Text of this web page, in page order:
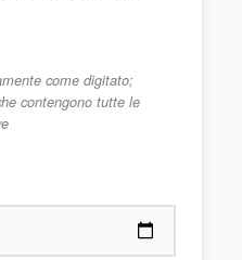
come digitato;
contengono tutte le